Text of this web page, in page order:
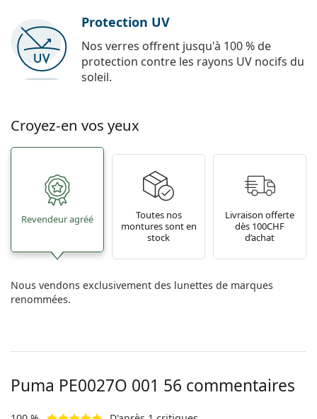
Protection UV
Nos verres offrent jusqu'à 100 % de
protection contre les rayons UV nocifs du
soleil.
Croyez-en vos yeux
Revendeur agréé
Toutes nos
montures sont en
stock
Livraison offerte
dès 100CHF
d’achat
Nous vendons exclusivement des lunettes de marques
renommées.
Puma PE0027O 001 56 commentaires